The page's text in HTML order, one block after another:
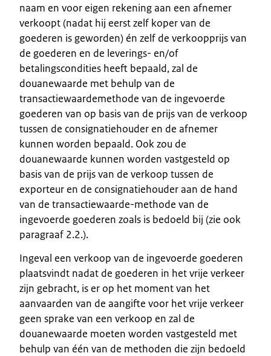
naam en voor eigen rekening aan een afnemer
verkoopt (nadat hij eerst zelf koper van de
goederen is geworden) én zelf de verkoopprijs van
de goederen en de leverings- en/of
betalingscondities heeft bepaald, zal de
douanewaarde met behulp van de
transactiewaardemethode van de ingevoerde
goederen van op basis van de prijs van de verkoop
tussen de consignatiehouder en de afnemer
kunnen worden bepaald. Ook zou de
douanewaarde kunnen worden vastgesteld op
basis van de prijs van de verkoop tussen de
exporteur en de consignatiehouder aan de hand
van de transactiewaarde-methode van de
ingevoerde goederen zoals is bedoeld bij (zie ook
paragraaf 2.2.).
Ingeval een verkoop van de ingevoerde goederen
plaatsvindt nadat de goederen in het vrije verkeer
zijn gebracht, is er op het moment van het
aanvaarden van de aangifte voor het vrije verkeer
geen sprake van een verkoop en zal de
douanewaarde moeten worden vastgesteld met
behulp van één van de methoden die zijn bedoeld